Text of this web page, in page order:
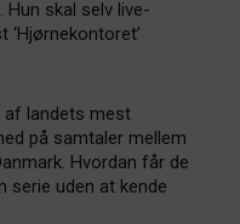
skal selv live-
af landets mest
på samtaler mellem
Hvordan får de
serie uden at kende